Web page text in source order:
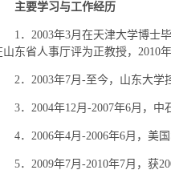
主要学习与工作经历
1 ． 2003年3月在天津大学博士
山东省人事厅评为正教授， 2010
2． 2003年7月 -至今，山东大学
3． 2004年12月 -2007年6月，中
4． 2006年4月 -2006年6月，美国
5． 2009年7月 -2010年7月，获